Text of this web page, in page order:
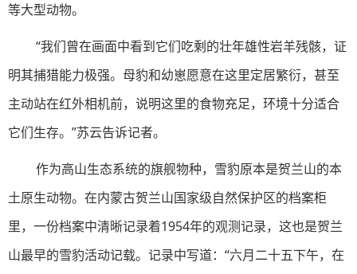
等大型动物。
“我们曾在画面中看到它们吃剩的壮年雄性岩羊残骸，证
明其捕猎能力极强。母豹和幼崽愿意在这里定居繁衍，甚至
主动站在红外相机前，说明这里的食物充足，环境十分适合
它们生存。”苏云告诉记者。
作为高山生态系统的旗舰物种，雪豹原本是贺兰山的本
土原生动物。在内蒙古贺兰山国家级自然保护区的档案柜
里，一份档案中清晰记录着1954年的观测记录，这也是贺兰
山最早的雪豹活动记载。记录中写道：“六月二十五下午，在